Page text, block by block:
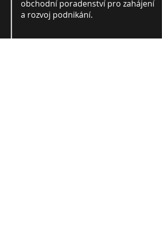
obchodní poradenství pro zahájení
a rozvoj podnikání.